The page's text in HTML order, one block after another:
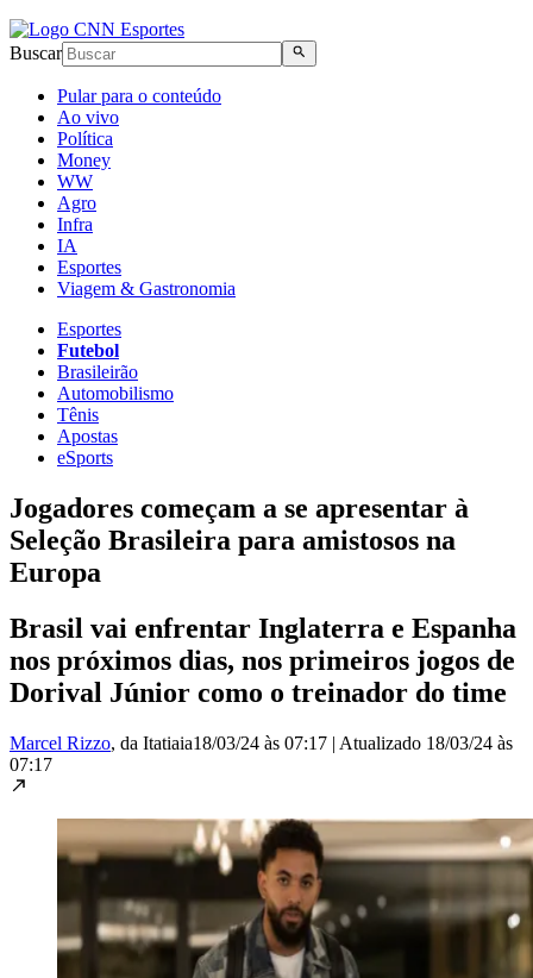
Buscar
Pular para o conteúdo
Ao vivo
Política
Money
WW
Agro
Infra
IA
Esportes
Viagem & Gastronomia
Esportes
Futebol
Brasileirão
Automobilismo
Tênis
Apostas
eSports
Jogadores começam a se apresentar à
Seleção Brasileira para amistosos na
Europa
Brasil vai enfrentar Inglaterra e Espanha
nos próximos dias, nos primeiros jogos de
Dorival Júnior como o treinador do time
Marcel Rizzo, da Itatiaia18/03/24 às 07:17 | Atualizado 18/03/24 às
07:17